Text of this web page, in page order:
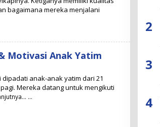
bagaimana mereka menjalani
Motivasi Anak Yatim
dipadati anak-anak yatim dari 21
Mereka datang untuk mengikuti
2
3
4